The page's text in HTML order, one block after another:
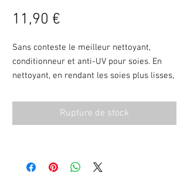
11,90 €
Sans conteste le meilleur nettoyant,
conditionneur et anti-UV pour soies. En
nettoyant, en rendant les soies plus lisses,
protégeant du soleil, Line Speed permet
aux soies de lancer plus loin et de durer
laisse pas de film de silicone collant et
Rupture de stock